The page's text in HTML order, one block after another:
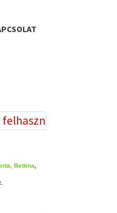
érint:
Bettina